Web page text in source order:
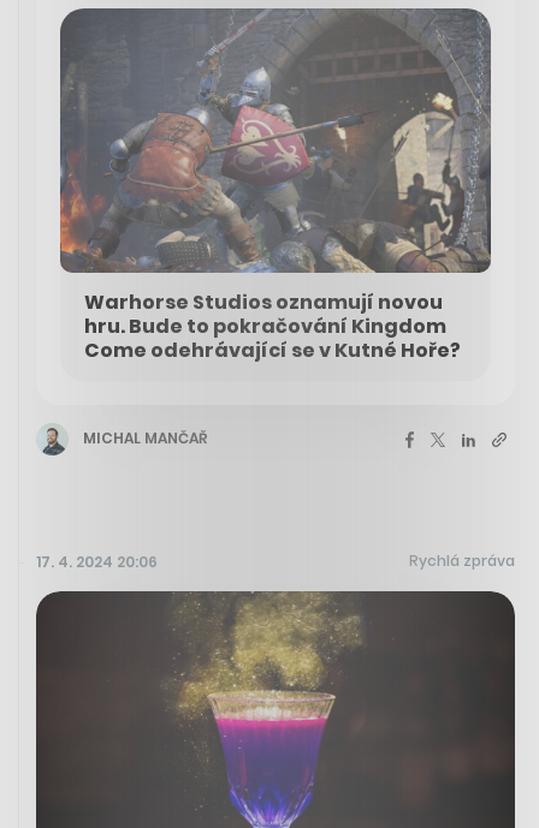
Warhorse Studios oznamují novou
hru. Bude to pokračování Kingdom
Come odehrávající se v Kutné Hoře?
MICHAL MANČAŘ
17. 4. 2024 20:06 Rychlá zpráva